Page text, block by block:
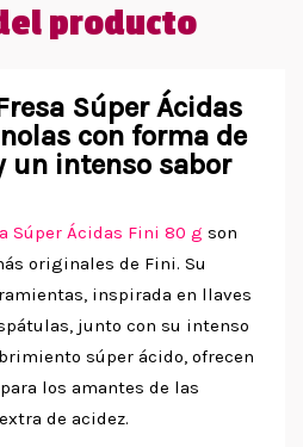
producto
Súper Ácidas
con forma de
un intenso sabor
Súper Ácidas Fini 80 g son
originales de Fini. Su
inspirada en llaves
junto con su intenso
súper ácido, ofrecen
los amantes de las
de acidez.